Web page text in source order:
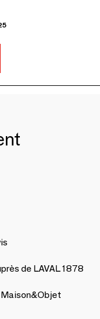
de LAVAL 1878
Maison&Objet